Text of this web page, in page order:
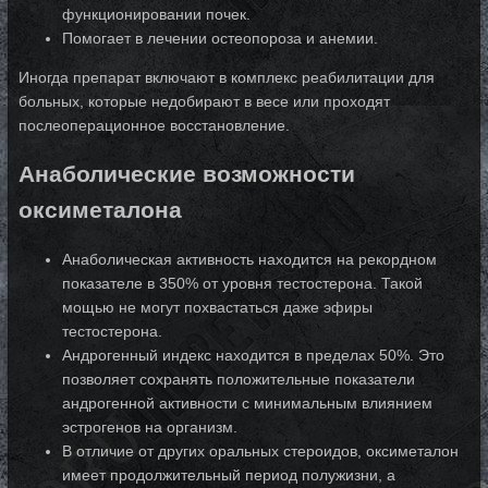
функционировании почек.
Помогает в лечении остеопороза и анемии.
Иногда препарат включают в комплекс реабилитации для
больных, которые недобирают в весе или проходят
послеоперационное восстановление.
Анаболические возможности
оксиметалона
Анаболическая активность находится на рекордном
показателе в 350% от уровня тестостерона. Такой
мощью не могут похвастаться даже эфиры
тестостерона.
Андрогенный индекс находится в пределах 50%. Это
позволяет сохранять положительные показатели
андрогенной активности с минимальным влиянием
эстрогенов на организм.
В отличие от других оральных стероидов, оксиметалон
имеет продолжительный период полужизни, а